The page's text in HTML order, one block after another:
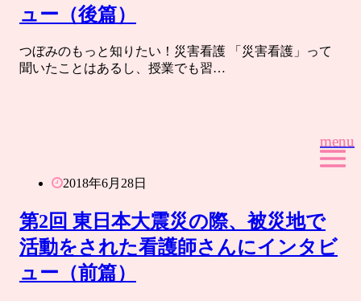
menu
menu
ュー（後篇）
つぼみのもっと知りたい！災害看護 「災害看護」って
聞いたことはあるし、授業でも習…
2018年6月28日
第2回 東日本大震災の際、被災地で
活動をされた看護師さんにインタビ
ュー（前篇）